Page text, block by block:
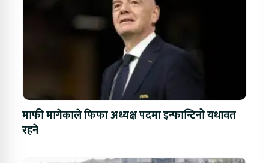
माफी मागेकाले फिफा अध्यक्ष पदमा इन्फान्टिनो यथावत
रहने